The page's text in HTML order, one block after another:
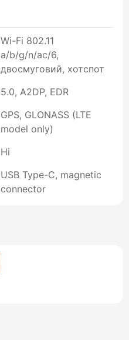
Wi-Fi 802.11
a/b/g/n/ac/6,
двосмуговий, хотспот
5.0, A2DP, EDR
GPS, GLONASS (LTE
model only)
Ні
USB Type-C, magnetic
connector